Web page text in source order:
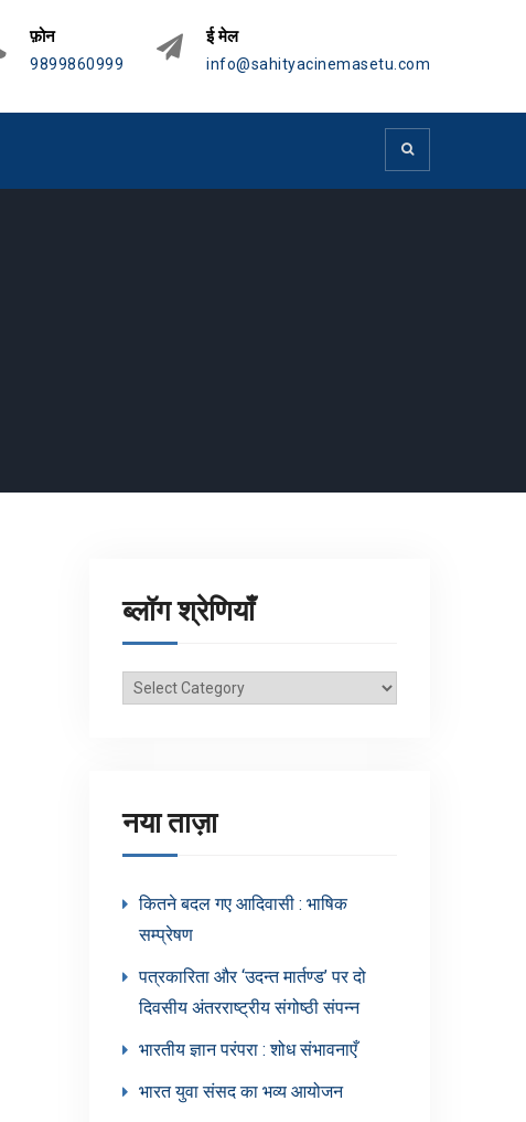
फ़ोन
9899860999
ई मेल
info@sahityacinemasetu.com
ब्लॉग श्रेणियाँ
ब्लॉग
नया ताज़ा
कितने बदल गए आदिवासी : भाषिक
सम्प्रेषण
पत्रकारिता और ‘उदन्त मार्तण्ड’ पर दो
दिवसीय अंतरराष्ट्रीय संगोष्ठी संपन्न
भारतीय ज्ञान परंपरा : शोध संभावनाएँ
भारत युवा संसद का भव्य आयोजन